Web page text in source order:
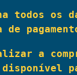
todos os
de
a